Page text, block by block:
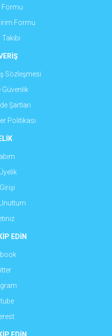
Formu
Formu
Takibi
Sözleşmesi
Güvenlik
Şartları
Politikası
EDİN